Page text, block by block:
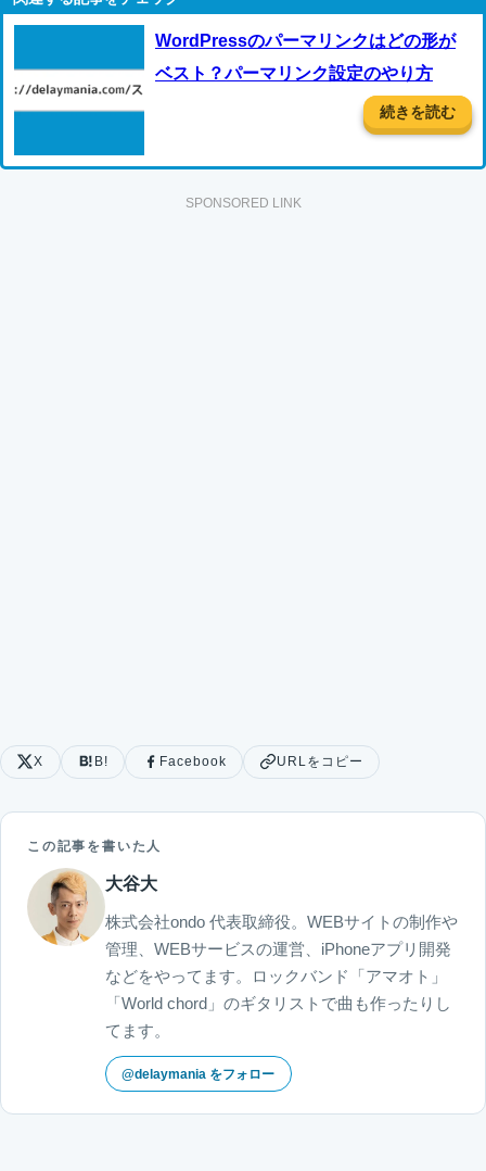
WordPressのパーマリンクはどの形が
ベスト？パーマリンク設定のやり方
続きを読む
SPONSORED LINK
X B! Facebook URLをコピー
この記事を書いた人
大谷大
株式会社ondo 代表取締役。WEBサイトの制作や
管理、WEBサービスの運営、iPhoneアプリ開発
などをやってます。ロックバンド「アマオト」
「World chord」のギタリストで曲も作ったりし
てます。
@delaymania をフォロー